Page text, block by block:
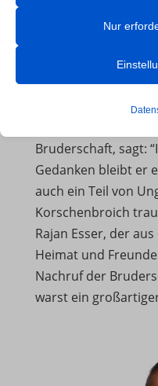
konkrete
Görmar entwickelt,
Rajan war wichtig,
trotz aller Trauer
Bruderschaft, sagt:
Gedanken bleibt er
auch ein Teil von
Korschenbroich
Rajan Esser, der
Heimat und
Nachruf der
warst ein
Beachten Sie, dass das
beeinträchtigen kann.
Essenzielle Cookies und
Funktionen und sind für
Website erforderlich. Diese
Zustimmung des Nutzers
et-editor-available-post-*
et-pb-recent-items-colors
Analyse
Statistik-Cookies sammeln
Einblicke geben, wie
Nur